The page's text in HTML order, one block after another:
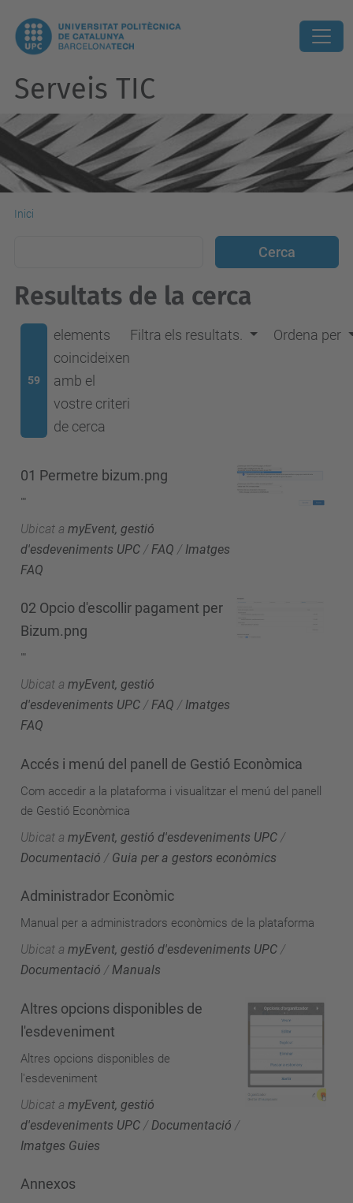
Serveis TIC
Inici
Resultats de la cerca
59
elements
coincideixen
amb el
vostre criteri
de cerca
Filtra els resultats. Ordena per
01 Permetre bizum.png
""
Ubicat a myEvent, gestió
d'esdeveniments UPC / FAQ / Imatges
FAQ
02 Opcio d'escollir pagament per
Bizum.png
""
Ubicat a myEvent, gestió
d'esdeveniments UPC /FAQ / Imatges
FAQ
Accés i menú del panell de Gestió Econòmica
Com accedir a la plataforma i visualitzar el menú del panell
de Gestió Econòmica
Ubicat a myEvent, gestió d'esdeveniments UPC /
Documentació / Guia per a gestors econòmics
Administrador Econòmic
Manual per a administradors econòmics de la plataforma
Ubicat a myEvent, gestió d'esdeveniments UPC /
Documentació /Manuals
Altres opcions disponibles de
l'esdeveniment
Altres opcions disponibles de
l'esdeveniment
Ubicat a myEvent, gestió
d'esdeveniments UPC / Documentació /
Imatges Guies
Annexos